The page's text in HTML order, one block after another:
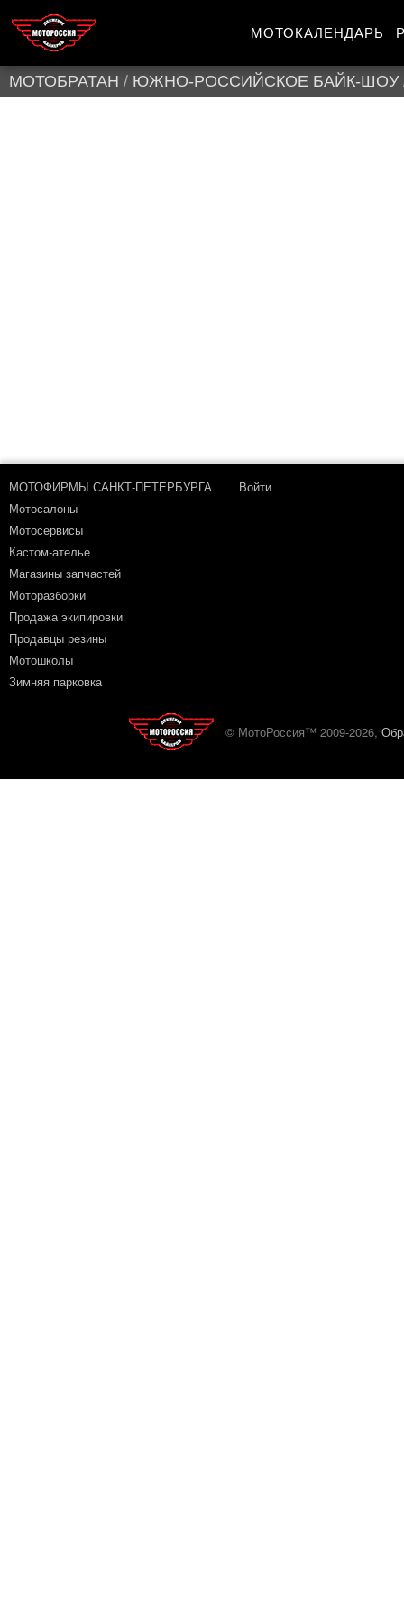
МОТОКАЛЕНДАРЬ
МОТОБРАТАН / ЮЖНО-РОССИЙСКОЕ БАЙК-ШОУ
МОТОФИРМЫ САНКТ-ПЕТЕРБУРГА
Мотосалоны
Мотосервисы
Кастом-ателье
Магазины запчастей
Моторазборки
Продажа экипировки
Продавцы резины
Мотошколы
Зимняя парковка
Войти
© МотоРоссия™ 2009-2026,